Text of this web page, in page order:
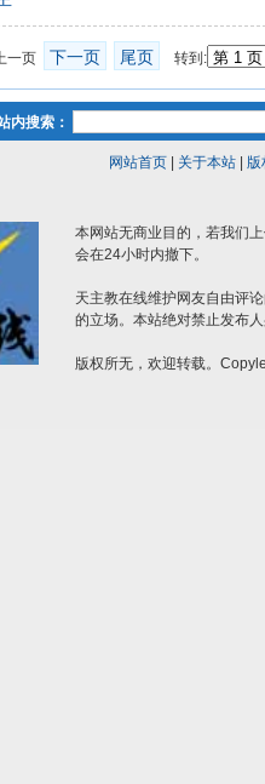
一页 下一页 尾页 转到:
内搜索：
网站首页| 关于本站| 版
本网站无商业目的，若我们
会在24小时内撤下。
天主教在线维护网友自由评
的立场。本站绝对禁止发布
版权所无，欢迎转载。